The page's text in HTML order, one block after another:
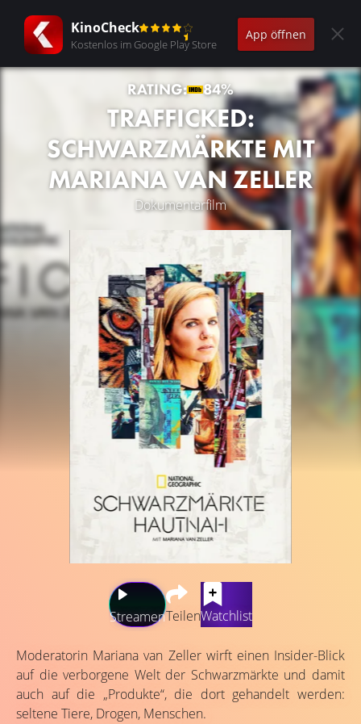
KinoCheck
Kostenlos im Google Play Store
App öffnen
RATING: 84%
TRAFFICKED:
SCHWARZMÄRKTE MIT
MARIANA VAN ZELLER
Dokumentarfilm
StreamenTeilenWatchlist
Moderatorin Mariana van Zeller wirft einen Insider-Blick
auf die verborgene Welt der Schwarzmärkte und damit
auch auf die „Produkte“, die dort gehandelt werden:
seltene Tiere, Drogen, Menschen.